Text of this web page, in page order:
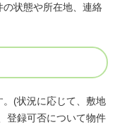
状態や所在地、連絡
(状況に応じて、敷地
登録可否について物件